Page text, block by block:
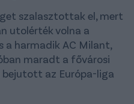
szalasztottak el, mert
utolérték volna a
a harmadik AC Milant,
maradt a fővárosi
az Európa-liga